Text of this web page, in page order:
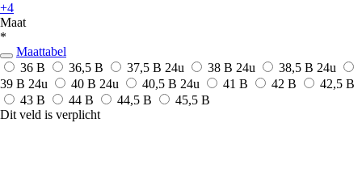
+4
Maat
*
Maattabel
36 B
36,5 B 37,5 B 24u 38 B 24u 38,5 B 24u
39 B 24u 40 B 24u 40,5 B 24u 41 B 42 B
42,5 B
43 B
44 B 44,5 B
45,5 B
Dit veld is verplicht